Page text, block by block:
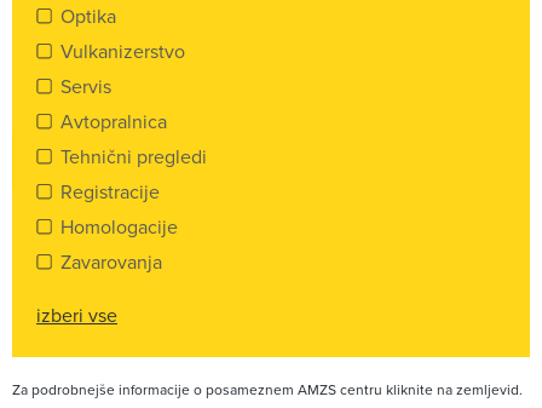
Optika
Vulkanizerstvo
Servis
Avtopralnica
Tehnični pregledi
Registracije
Homologacije
Zavarovanja
izberi vse
Za podrobnejše informacije o posameznem AMZS centru kliknite na zemljevid.